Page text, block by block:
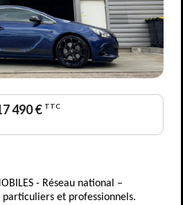
490 € TTC
- Réseau national –
particuliers et professionnels.